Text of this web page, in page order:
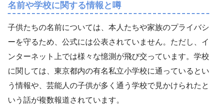
名前や学校に関する情報と噂
子供たちの名前については、本人たちや家族のプライバシ
ーを守るため、公式には公表されていません。ただし、イ
ンターネット上では様々な憶測が飛び交っています。学校
に関しては、東京都内の有名私立小学校に通っているとい
う情報や、芸能人の子供が多く通う学校で見かけられたと
いう話が複数報道されています。